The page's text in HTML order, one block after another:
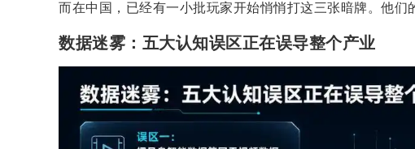
而在中国，已经有一小批玩家开始悄悄打这三张暗牌。他们
数据迷雾：五大认知误区正在误导整个产业